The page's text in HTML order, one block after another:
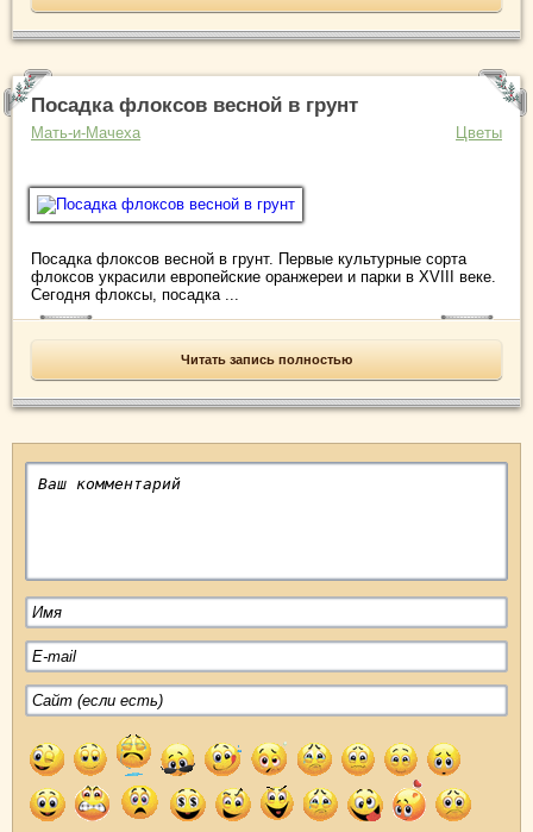
Посадка флоксов весной в грунт
Мать-и-Мачеха Цветы
Посадка флоксов весной в грунт. Первые культурные сорта
флоксов украсили европейские оранжереи и парки в XVIII веке.
Сегодня флоксы, посадка ...
Читать запись полностью